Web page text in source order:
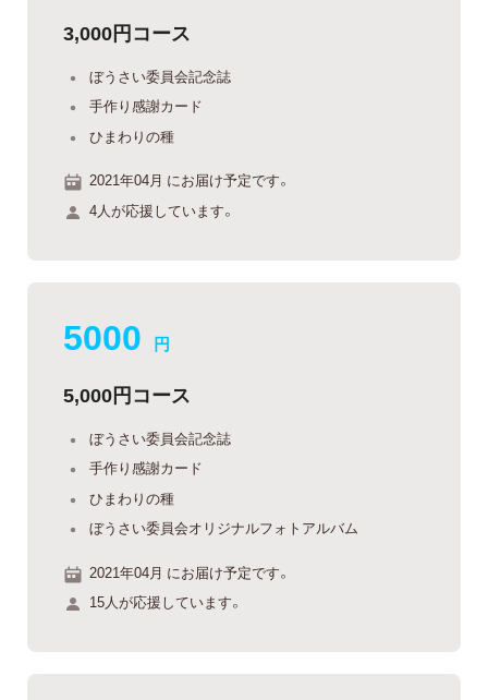
3,000円コース
ぼうさい委員会記念誌
手作り感謝カード
ひまわりの種
2021年04月 にお届け予定です。
4人が応援しています。
5000 円
5,000円コース
ぼうさい委員会記念誌
手作り感謝カード
ひまわりの種
ぼうさい委員会オリジナルフォトアルバム
2021年04月 にお届け予定です。
15人が応援しています。